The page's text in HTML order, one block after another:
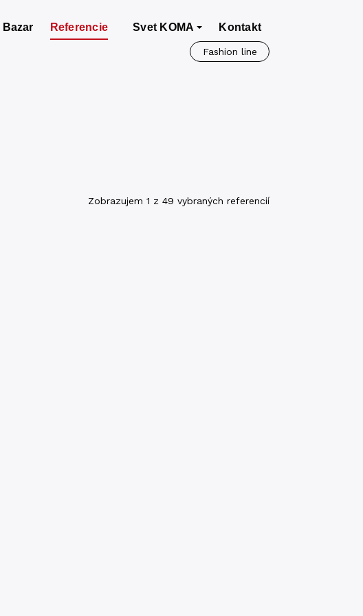
Bazar Referencie Svet KOMA Kontakt
Fashion line
Zobrazujem 1 z 49 vybraných referencií